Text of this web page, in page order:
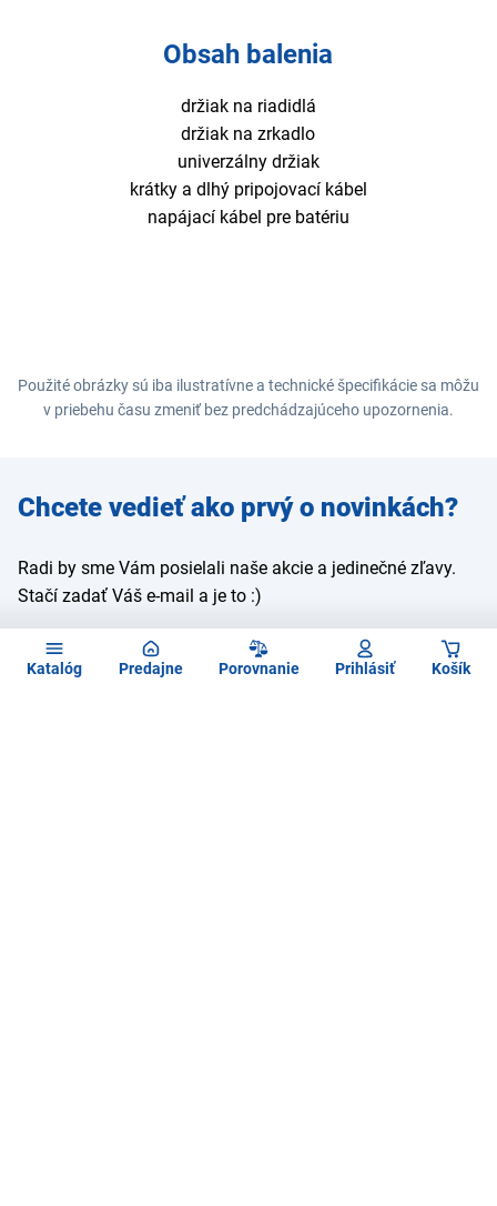
Katalóg Predajne Porovnanie Prihlásiť Košík
Obsah balenia
držiak na riadidlá
držiak na zrkadlo
univerzálny držiak
krátky a dlhý pripojovací kábel
napájací kábel pre batériu
Použité obrázky sú iba ilustratívne a technické špecifikácie sa môžu
v priebehu času zmeniť bez predchádzajúceho upozornenia.
Zadajte
e-mail
Chcete vedieť ako prvý o novinkách?
Radi by sme Vám posielali naše akcie a jedinečné zľavy.
Stačí zadať Váš e-mail a je to :)
Prihlásiť